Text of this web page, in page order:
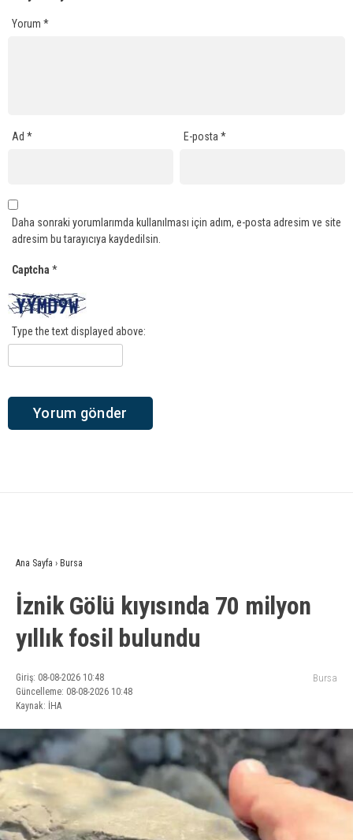
Yorum *
Ad * E-posta*
Daha sonraki yorumlarımda kullanılması için adım, e-posta adresim ve site
adresim bu tarayıcıya kaydedilsin.
Captcha *
Type the text displayed above:
Ana Sayfa › Bursa
İznik Gölü kıyısında 70 milyon
yıllık fosil bulundu
Giriş: 08-08-2026 10:48
Güncelleme: 08-08-2026 10:48
Kaynak: İHA
Bursa